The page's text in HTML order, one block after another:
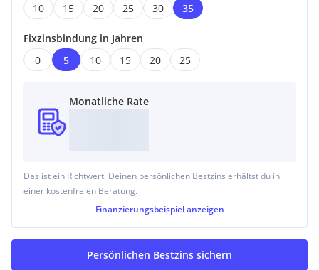
10
15 20 25 30 35
Fixzinsbindung in Jahren
0
5 10 15 20 25
Monatliche Rate
Das ist ein Richtwert. Deinen persönlichen Bestzins erhältst du in
einer kostenfreien Beratung.
Finanzierungsbeispiel anzeigen
Persönlichen Bestzins sichern